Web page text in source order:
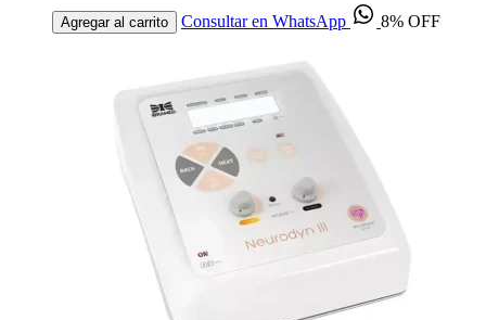
Agregar al carrito Consultar en WhatsApp 8% OFF